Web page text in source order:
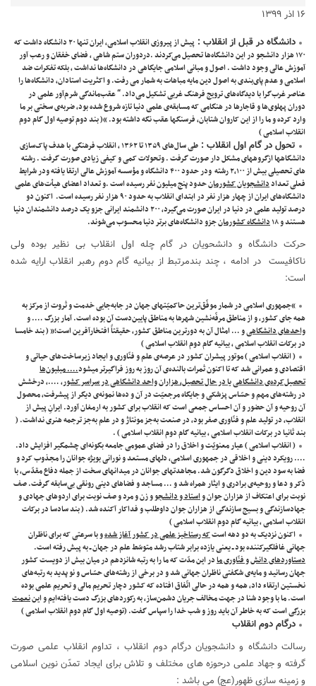
۱۶ اذر ۱۳۹۹
دانشگاه در قبل از انقلاب :
پیش از پیروزی انقلاب اسلامی، ایران تنها ۲۰ دانشگاه داشت که
۱۷۰ هزار دانشجو در این دانشگاه‌ها تحصیل می‌کردند .دردوران ستم شاهی ، فضای خفقان و رعب آور
آموزش عالی وجود داشت . اصول و مبانی اسلامی جایگاهی در دانشگاه‌ها نداشت ، بلکه تفکرات ضد
اسلامی و عدم پای‌‌بندی به اصول دین مایه مباهات به شمار می‌ رفت. و اکثریت استادان، دانشگاه‌ها را
عناصر غرب‌گرا با دیدگاه‌‌‌‌‌های ترویج فرهنگ غربی تشکیل می‌‌داد.“عقب‌ماندگی شرم‌آور علمی در
دوران پهلوی‌ها و قاجارها در هنگامی که مسابقه‌ی علمی دنیا تازه شروع شده بود، ضربه‌ی سختی بر ما
وارد کرده و ما را از این کاروان شتابان، فرسنگها عقب نگه داشته بود. “( بند دوم توصیه اول گام دوم
انقلاب اسلامی )
تحول در گام اول انقلاب :
طی سال‌های ۱۳۵۹ تا ۱۳۶۲ ، انقلاب فرهنگی با هدف پاک‌سازی
دانشگاهها ازگروههای مشکل دار صورت گرفت . وتحولات کمی و کیفی زیادی صورت گرفت . رشته
های تحصیلی بیش از ۲٬۱۰۰ رشته ودر حدود ۴۰۰ دانشگاه و مؤسسه آموزش عالی ارتقا یافته ودر شرایط
فعلی تعداددانشجویان کشورمانحدود پنج میلیون نفر رسیده است .و تعداد اعضای هیأت‌های علمی
دانشگاه‌های ایران از چهار هزار نفر در ابتدای انقلاب به حدود ۹۰ هزار نفر رسیده است. اکنون دو
درصد تولید علمی در دنیا در ایران صورت می‌گیرد، ۲۰۰ دانشمند ایرانی جزو یک درصد دانشمندان دنیا
هستند و ۱۸
دانشگاه کشورمانجزو دانشگاه‌های برتر دنیا محسوب می‌شوند.
حرکت دانشگاه و دانشحویان در گام چله اول انقلاب بی نظیر بوده ولی
ناکافیست در ادامه ، چند بندمرتبط از بیانیه گام دوم رهبر انقلاب ارایه شده
است:
“جمهوری اسلامی در شمار موفّق‌ترین حاکمیّتهای جهان در جابه‌جایی خدمت و ثروت از مرکز به
همه جای کشور، و از مناطق مرفّه‌نشین شهرها به مناطق پایین‌دست آن بوده است. آمار بزرگ …. و
واحدهای دانشگاهیو … امثال آن به دورترین مناطق کشور، حقیقتاً افتخارآفرین است؛” ( بند خامسا
در برکات انقلاب اسلامی ، بیانیه گام دوم انقلاب اسلامی )
( انقلاب اسلامی ) موتور پیشران کشور در عرصه‌ی علم و فنّاوری و ایجاد زیرساخت‌های حیاتی و
اقتصادی و عمرانی شد که تا اکنون ثمرات بالنده‌ی آن روز به روز فراگیرتر میشود…. میلیون‌ها
تحصیل‌کرده‌ی دانشگاهی یا در حال تحصیل، هزاران واحد دانشگاهی در سراسر کشور، ….، درخشش
در رشته‌های مهم و حسّاس پزشکی و جایگاه مرجعیّت در آن و ده‌ها نمونه‌ی دیگر از پیشرفت، محصول
آن روحیه و آن حضور و آن احساس جمعی است که انقلاب برای کشور به ارمغان آورد. ایرانِ پیش ‌از
انقلاب، در تولید علم و فنّاوری صفر بود، در صنعت به‌جز مونتاژ و در علم به‌جز ترجمه هنری نداشت. (
بند ثانیا در برکات انقلاب اسلامی ، بیانیه گام دوم انقلاب اسلامی ) .
( انقلاب اسلامی ) عیار معنویّت و اخلاق را در فضای عمومی جامعه بگونه‌ای چشمگیر افزایش داد.
…. رویکرد دینی و اخلاقی در جمهوری اسلامی، دلهای مستعد و نورانی بویژه جوانان را مجذوب کرد و
فضا به سود دین و اخلاق دگرگون شد. مجاهدتهای جوانان در میدانهای سخت از جمله دفاع مقدّس، با
ذکر و دعا و روحیه‌ی برادری و ایثار همراه شد و … مساجد و فضاهای دینی رونقی بی‌سابقه گرفت. صف
نوبت برای اعتکاف از هزاران جوان واستاد و دانشجوو زن و مرد و صف نوبت برای اردوهای جهادی و
جهادسازندگی و بسیج سازندگی از هزاران جوان داوطلب و فداکار آکنده شد. ( بند سادسا در برکات
انقلاب اسلامی ، بیانیه گام دوم انقلاب اسلامی )
اکنون نزدیک به دو دهه استکه رستاخیز علمی در کشور آغاز شدهو با سرعتی که برای ناظران
جهانی غافلگیرکننده بود ــ یعنی یازده برابر شتاب رشد متوسّط علم در جهان ــ به پیش رفته است.
دستاوردهای دانش و فنّاوری مادر این مدّت که ما را به رتبه شانزدهم در میان بیش از دویست کشور
جهان رسانید و مایه‌ی شگفتی ناظران جهانی شد و در برخی از رشته‌های حسّاس و نو پدید به رتبه‌های
نخستین ارتقاء داد، همه و همه در حالی اتّفاق افتاده که کشور دچار تحریم مالی و تحریم علمی بوده
است. ما با وجود شنا در جهت مخالف جریان دشمن‌ساز، به رکوردهای بزرگ دست یافته‌ایم و ایننعمت
بزرگیاست که به خاطر آن باید روز و شب خدا را سپاس گفت. (توصیه اول گام دوم انقلاب اسلامی )
درگام دوم انقلاب
رسالت دانشگاه و دانشجویان درگام دوم انقلاب ، تداوم انقلاب علمی صورت
گرفته و جهاد علمی درحوزه های مختلف و تلاش برای ایجاد تمدّن نوین اسلامی
و زمینه سازی ظهور(عج) می باشد :